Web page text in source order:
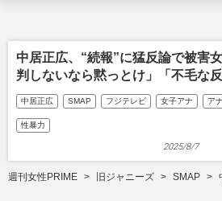
中居正広、“続報”に猛反論で被害
判しないなら黙っとけ」「不毛な
中居正広 SMAP フジテレビ 女子アナ ア
性暴力
2025/8/7
週刊女性PRIME 旧ジャニーズ SMAP